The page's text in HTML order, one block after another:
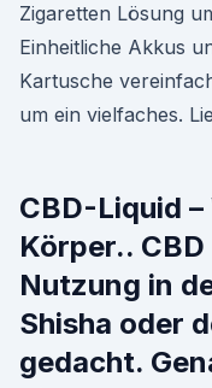
Zigaretten Lösung
Einheitliche Akkus
Kartusche
um ein vielfaches.
CBD-Liquid
Körper..
Nutzung in
Shisha oder
gedacht.